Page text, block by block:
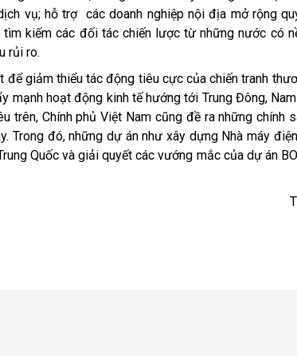
vụ; hỗ trợ các doanh nghiệpnội địa mở rộng
tìm kiếm các đối tác chiến lược từnhữngnước có
rủi ro.
để giảm thiểu tác động tiêu cực của chiến tranh
mạnh hoạt động kinh tế hướng tới Trung Đông,
trên, Chính phủViệt Nam cũng đề ra những chính
. Trong đó, những dự án như xây dựng Nhà máy
Quốc và giải quyết các vướng mắc của dự án